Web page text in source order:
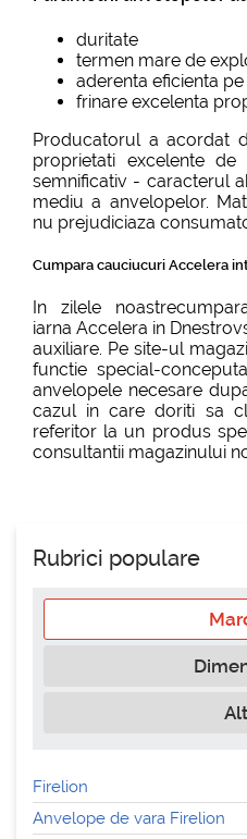
duritate
termen mare de
aderenta eficienta
frinare excelenta
Producatorul a acordat
proprietati excelente
semnificativ - caracterul
mediu a anvelopelor.
nu prejudiciaza
Cumpara cauciucuri Accelera
In zilele
iarna Accelera in
auxiliare. Pe site-ul
functie special-
anvelopele necesare
cazul in care doriti sa
referitor la un produs
consultantii magazinului
Rubrici populare
Firelion
Anvelope de vara Firelion